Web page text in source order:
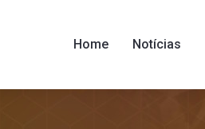
Home Notícias